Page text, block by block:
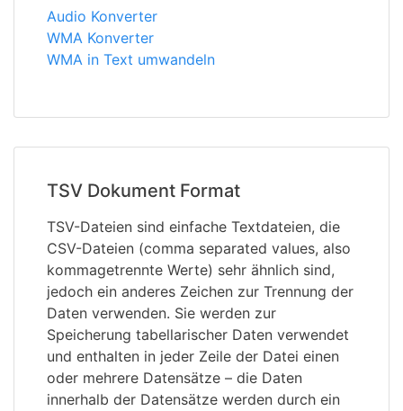
Audio Konverter
WMA Konverter
WMA in Text umwandeln
TSV Dokument Format
TSV-Dateien sind einfache Textdateien, die
CSV-Dateien (comma separated values, also
kommagetrennte Werte) sehr ähnlich sind,
jedoch ein anderes Zeichen zur Trennung der
Daten verwenden. Sie werden zur
Speicherung tabellarischer Daten verwendet
und enthalten in jeder Zeile der Datei einen
oder mehrere Datensätze – die Daten
innerhalb der Datensätze werden durch ein